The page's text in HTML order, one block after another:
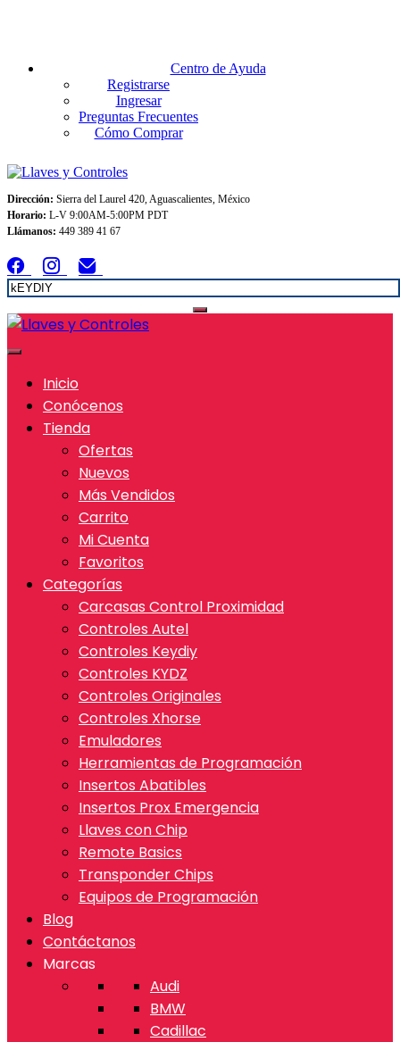
Centro de Ayuda
Registrarse
Ingresar
Preguntas Frecuentes
Cómo Comprar
Dirección: Sierra del Laurel 420, Aguascalientes, México
Horario: L-V 9:00AM-5:00PM PDT
Llámanos: 449 389 41 67
Inicio
Conócenos
Tienda
Ofertas
Nuevos
Más Vendidos
Carrito
Mi Cuenta
Favoritos
Categorías
Carcasas Control Proximidad
Controles Autel
Controles Keydiy
Controles KYDZ
Controles Originales
Controles Xhorse
Emuladores
Herramientas de Programación
Insertos Abatibles
Insertos Prox Emergencia
Llaves con Chip
Remote Basics
Transponder Chips
Equipos de Programación
Blog
Contáctanos
Marcas
Audi
BMW
Cadillac